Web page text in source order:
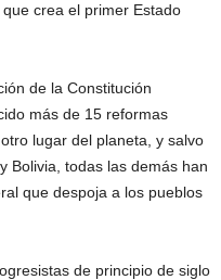
crea el primer Estado
de la Constitución
más de 15 reformas
lugar del planeta, y salvo
Bolivia, todas las demás han
que despoja a los pueblos
de principio de siglo